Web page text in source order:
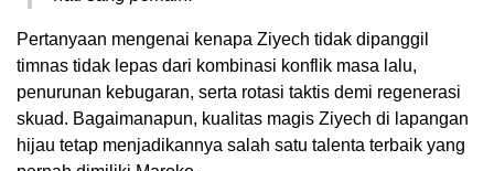
Pertanyaan mengenai kenapa Ziyech tidak dipanggil
timnas tidak lepas dari kombinasi konflik masa lalu,
penurunan kebugaran, serta rotasi taktis demi regenerasi
skuad. Bagaimanapun, kualitas magis Ziyech di lapangan
hijau tetap menjadikannya salah satu talenta terbaik yang